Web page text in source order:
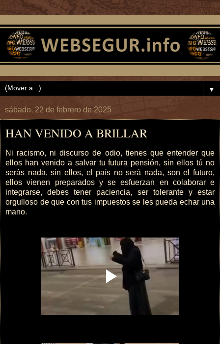
▼
sábado, 22 de febrero de 2025
HAN VENIDO A BRILLAR
Ni racismo, ni discurso de odio, tienes que entender que
ellos han venido a salvar tu futura pensión, sin ellos tú no
serás nada, sin ellos, el país no será nada, son el futuro,
ellos vienen preparados y se esfuerzan en colaborar e
integrarse, debes tener paciencia, ser tolerante y estar
orgulloso de que con tus impuestos se les pueda echar una
mano.